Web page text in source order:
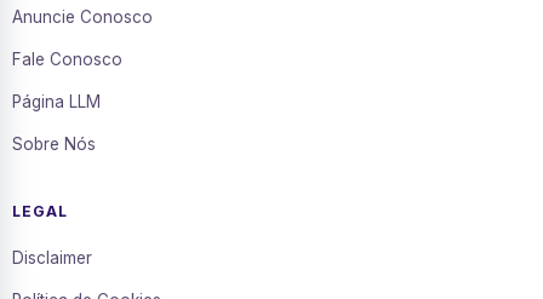
Anuncie Conosco
Fale Conosco
Página LLM
Sobre Nós
LEGAL
Disclaimer